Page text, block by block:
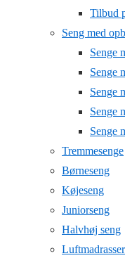
Tilbud
Seng med
Senge
Senge
Senge
Senge
Senge
Tremmesenge
Børneseng
Køjeseng
Juniorseng
Halvhøj seng
Luftmadrasser